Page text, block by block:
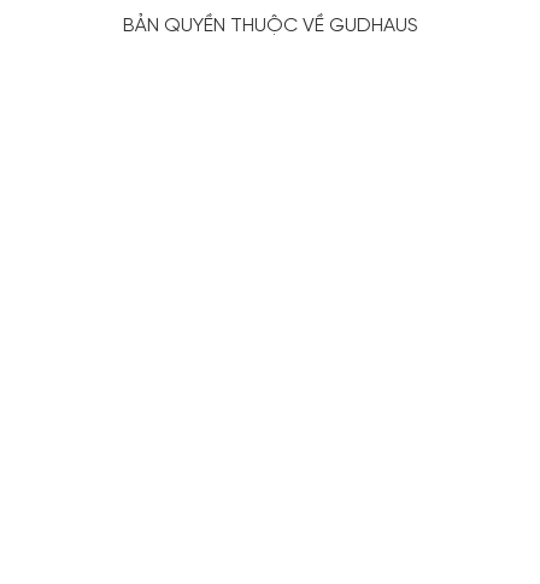
BẢN QUYỀN THUỘC VỀ GUDHAUS